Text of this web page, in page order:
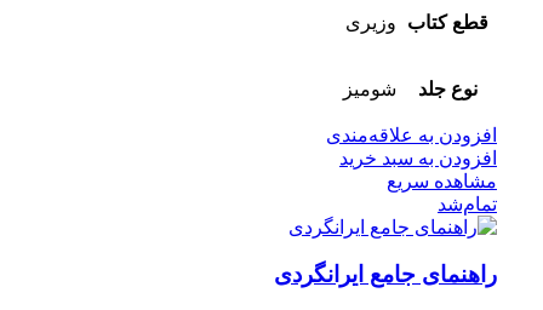
قطع کتاب وزیری
نوع جلد شومیز
افزودن به علاقه‌مندی
افزودن به سبد خرید
مشاهده سریع
تمام‌شد
راهنمای جامع ایرانگردی